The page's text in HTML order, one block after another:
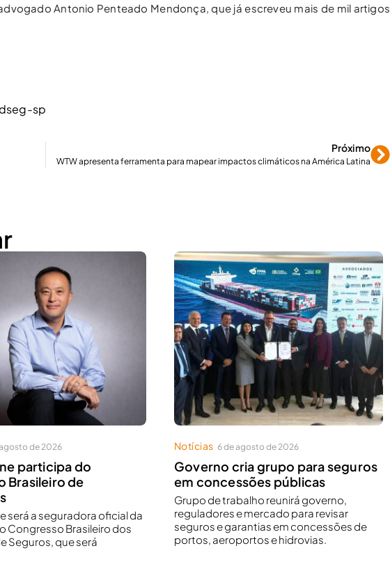
Antonio Penteado Mendonça, que já escreveu mais de mil artigos
sp
Próximo
WTW apresenta ferramenta para mapear impactos climáticos na América Latina
de 2026
participa do
Brasileiro de
será a seguradora oficial da
Congresso Brasileiro dos
Seguros, que será
Notícias 6 de agosto de 2026
Governo cria grupo para seguros
em concessões públicas
Grupo de trabalho reunirá governo,
reguladores e mercado para revisar
seguros e garantias em concessões de
portos, aeroportos e hidrovias.